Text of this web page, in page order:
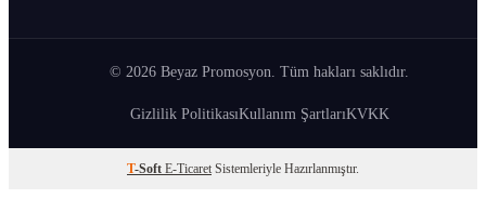
© 2026 Beyaz Promosyon. Tüm hakları saklıdır.
Gizlilik PolitikasıKullanım ŞartlarıKVKK
T-Soft E-Ticaret Sistemleriyle Hazırlanmıştır.